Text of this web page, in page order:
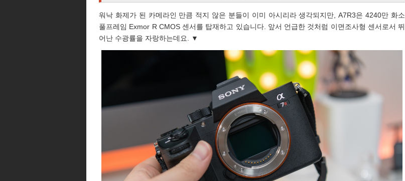
워낙 화제가 된 카메라인 만큼 적지 않은 분들이 이미 아시리라 생각되지만, A7R3은 4240만 화소
풀프레임 Exmor R CMOS 센서를 탑재하고 있습니다. 앞서 언급한 것처럼 이면조사형 센서로서 뛰
어난 수광률을 자랑하는데요. ▼